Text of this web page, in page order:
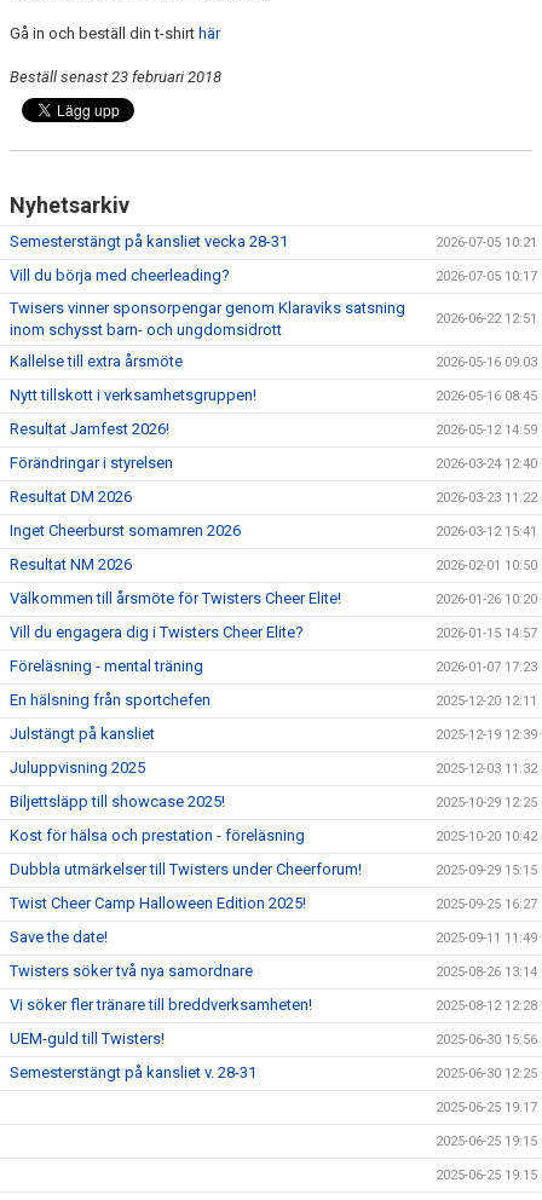
Gå in och beställ din t-shirt här
Beställ senast 23 februari 2018
Nyhetsarkiv
Semesterstängt på kansliet vecka 28-31 2026-07-05 10:21
Vill du börja med cheerleading? 2026-07-05 10:17
Twisers vinner sponsorpengar genom Klaraviks satsning
inom schysst barn- och ungdomsidrott
2026-06-22 12:51
Kallelse till extra årsmöte 2026-05-16 09:03
Nytt tillskott i verksamhetsgruppen! 2026-05-16 08:45
Resultat Jamfest 2026! 2026-05-12 14:59
Förändringar i styrelsen 2026-03-24 12:40
Resultat DM 2026 2026-03-23 11:22
Inget Cheerburst somamren 2026 2026-03-12 15:41
Resultat NM 2026 2026-02-01 10:50
Välkommen till årsmöte för Twisters Cheer Elite! 2026-01-26 10:20
Vill du engagera dig i Twisters Cheer Elite? 2026-01-15 14:57
Föreläsning - mental träning 2026-01-07 17:23
En hälsning från sportchefen 2025-12-20 12:11
Julstängt på kansliet 2025-12-19 12:39
Juluppvisning 2025 2025-12-03 11:32
Biljettsläpp till showcase 2025! 2025-10-29 12:25
Kost för hälsa och prestation - föreläsning 2025-10-20 10:42
Dubbla utmärkelser till Twisters under Cheerforum! 2025-09-29 15:15
Twist Cheer Camp Halloween Edition 2025! 2025-09-25 16:27
Save the date! 2025-09-11 11:49
Twisters söker två nya samordnare 2025-08-26 13:14
Vi söker fler tränare till breddverksamheten! 2025-08-12 12:28
UEM-guld till Twisters! 2025-06-30 15:56
Semesterstängt på kansliet v. 28-31 2025-06-30 12:25
2025-06-25 19:17
2025-06-25 19:15
2025-06-25 19:15